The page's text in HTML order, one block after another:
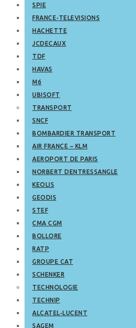
SPIE
FRANCE-TELEVISIONS
HACHETTE
JCDECAUX
TDF
HAVAS
M6
UBISOFT
TRANSPORT
SNCF
BOMBARDIER TRANSPORT
AIR FRANCE – KLM
AEROPORT DE PARIS
NORBERT DENTRESSANGLE
KEOLIS
GEODIS
STEF
CMA CGM
BOLLORE
RATP
GROUPE CAT
SCHENKER
TECHNOLOGIE
TECHNIP
ALCATEL-LUCENT
SAGEM